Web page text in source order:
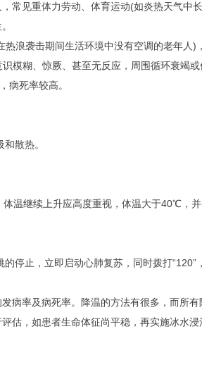
见重体力劳动、体育运动(如炎热天气中
浪袭击期间生活环境中没有空调的老年人)
模糊、惊厥、甚至无反应，周围循环衰竭
病死率较高。
散热。
继续上升应高度重视，体温大于40℃，并
止，立即启动心肺复苏，同时拨打“120”
率及病死率。降温的方法有很多，而所有
估，如患者生命体征尚平稳，再实施冰水浸